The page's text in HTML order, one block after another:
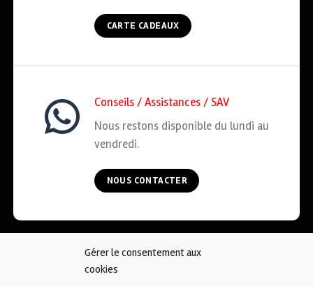
Gérer le consentement aux
cookies
CARTE CADEAUX
Conseils / Assistances / SAV
Nous restons disponible du lundi au
vendredi.
NOUS CONTACTER
COOKIES CGV MENTIONS LÉGALES